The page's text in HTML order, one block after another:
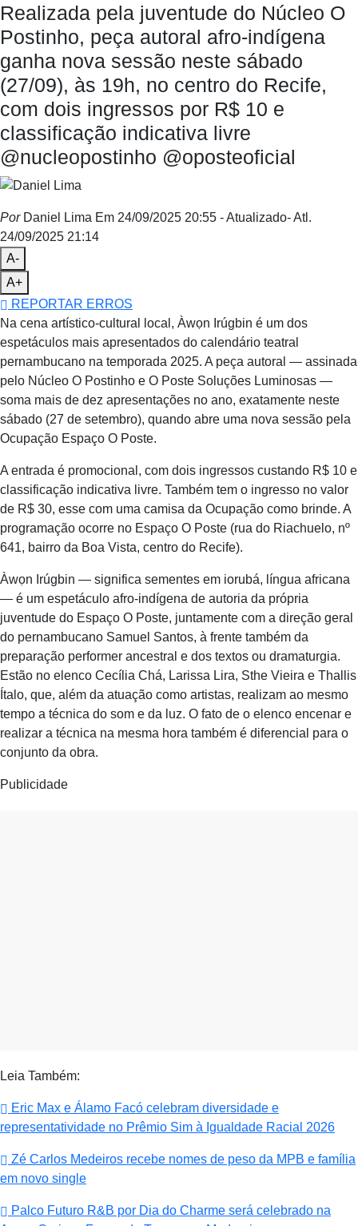
Realizada pela juventude do Núcleo O
Postinho, peça autoral afro-indígena
ganha nova sessão neste sábado
(27/09), às 19h, no centro do Recife,
com dois ingressos por R$ 10 e
classificação indicativa livre
@nucleopostinho @oposteoficial
PorDaniel Lima Em 24/09/2025 20:55 - Atualizado- Atl.
24/09/2025 21:14
A-
A+
REPORTAR ERROS
Na cena artístico-cultural local, Àwọn Irúgbin é um dos
espetáculos mais apresentados do calendário teatral
pernambucano na temporada 2025. A peça autoral — assinada
pelo Núcleo O Postinho e O Poste Soluções Luminosas —
soma mais de dez apresentações no ano, exatamente neste
sábado (27 de setembro), quando abre uma nova sessão pela
Ocupação Espaço O Poste.
A entrada é promocional, com dois ingressos custando R$ 10 e
classificação indicativa livre. Também tem o ingresso no valor
de R$ 30, esse com uma camisa da Ocupação como brinde. A
programação ocorre no Espaço O Poste (rua do Riachuelo, nº
641, bairro da Boa Vista, centro do Recife).
Àwọn Irúgbin — significa sementes em iorubá, língua africana
— é um espetáculo afro-indígena de autoria da própria
juventude do Espaço O Poste, juntamente com a direção geral
do pernambucano Samuel Santos, à frente também da
preparação performer ancestral e dos textos ou dramaturgia.
Estão no elenco Cecília Chá, Larissa Lira, Sthe Vieira e Thallis
Ítalo, que, além da atuação como artistas, realizam ao mesmo
tempo a técnica do som e da luz. O fato de o elenco encenar e
realizar a técnica na mesma hora também é diferencial para o
conjunto da obra.
Publicidade
Leia Também:
Eric Max e Álamo Facó celebram diversidade e
representatividade no Prêmio Sim à Igualdade Racial 2026
Zé Carlos Medeiros recebe nomes de peso da MPB e família
em novo single
Palco Futuro R&B por Dia do Charme será celebrado na